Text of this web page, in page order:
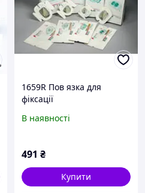
1659R Пов язка для
фіксації
катетерів із
CHG, 10смX15см.
В наявності
491 ₴
Купити